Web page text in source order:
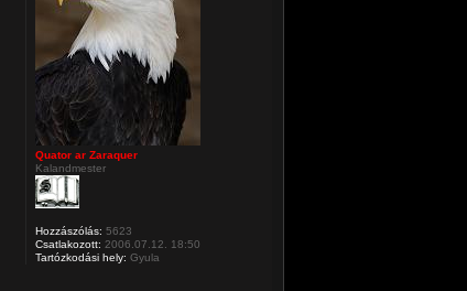
Quator ar Zaraquer
Kalandmester
Hozzászólás: 5623
Csatlakozott: 2006.07.12. 18:50
Tartózkodási hely: Gyula